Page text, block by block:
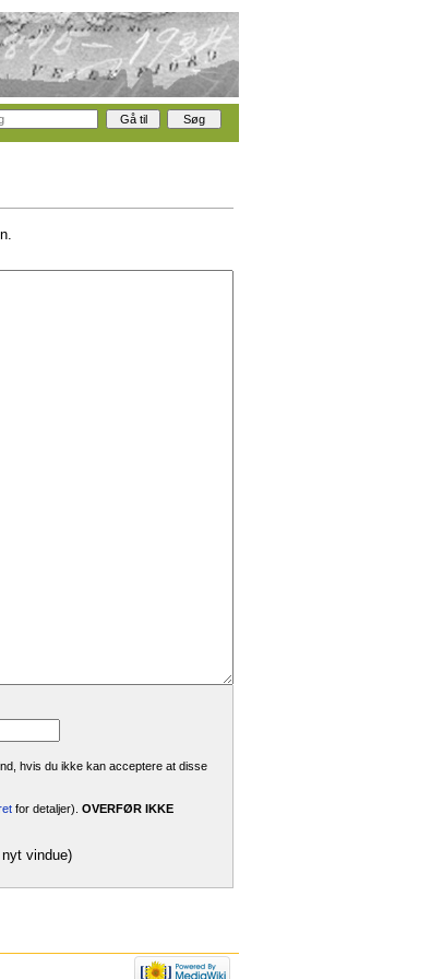
hvis du ikke kan acceptere at disse
for detaljer). OVERFØR IKKE
vindue)